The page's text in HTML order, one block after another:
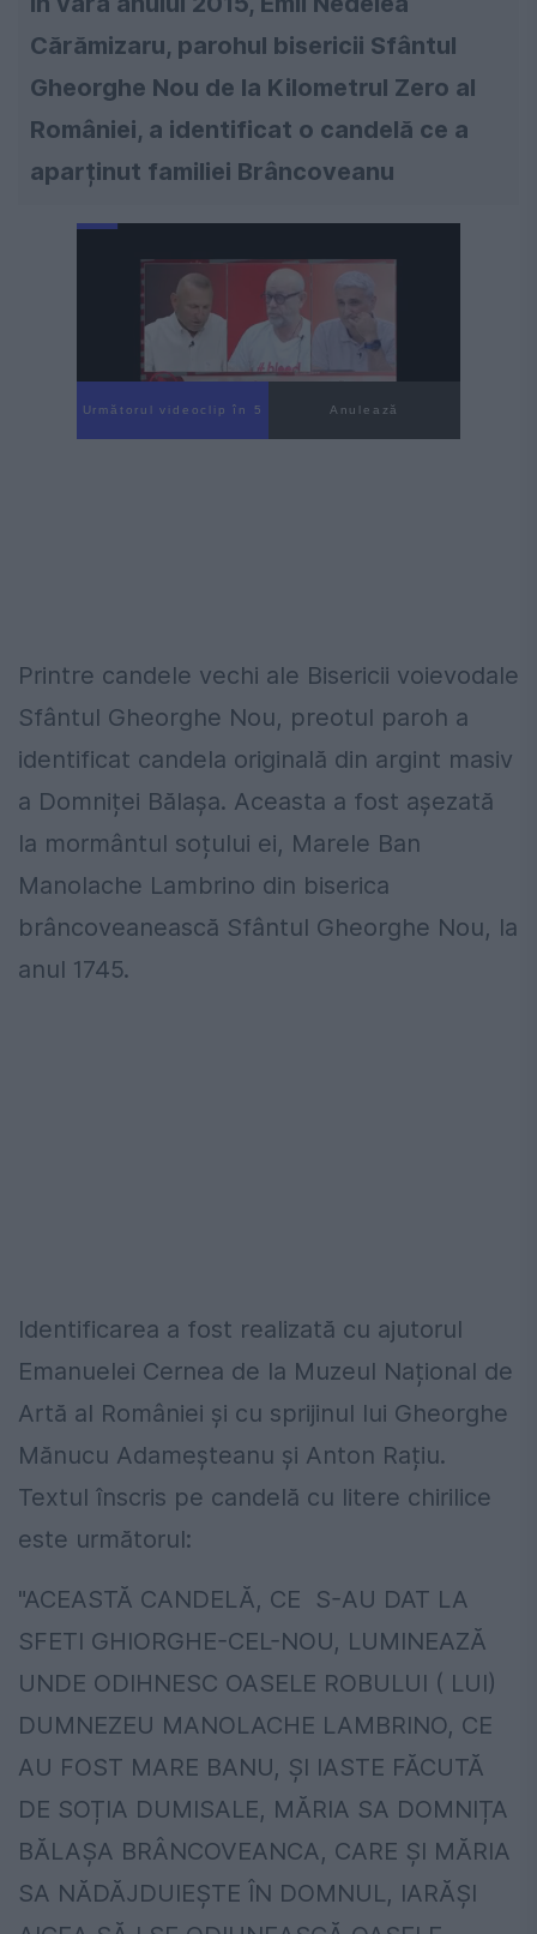
Cărămizaru, parohul bisericii Sfântul
Gheorghe Nou de la Kilometrul Zero al
României, a identificat o candelă ce a
aparținut familiei Brâncoveanu
Următorul videoclip în 4 Anulează
Printre candele vechi ale Bisericii voievodale
Sfântul Gheorghe Nou, preotul paroh a
identificat candela originală din argint masiv
a Domniței Bălașa. Aceasta a fost așezată
la mormântul soțului ei, Marele Ban
Manolache Lambrino din biserica
brâncoveanească Sfântul Gheorghe Nou, la
anul 1745.
Identificarea a fost realizată cu ajutorul
Emanuelei Cernea de la Muzeul Național de
Artă al României și cu sprijinul lui Gheorghe
Mănucu Adameșteanu și Anton Rațiu.
Textul înscris pe candelă cu litere chirilice
este următorul:
"ACEASTĂ CANDELĂ, CE
S-AU DAT LA
SFETI GHIORGHE-CEL-NOU, LUMINEAZĂ
UNDE ODIHNESC OASELE ROBULUI ( LUI)
DUMNEZEU MANOLACHE LAMBRINO, CE
AU FOST MARE BANU, ȘI IASTE FĂCUTĂ
DE SOȚIA DUMISALE, MĂRIA SA DOMNIȚA
BĂLAȘA BRÂNCOVEANCA, CARE ȘI MĂRIA
SA NĂDĂJDUIEȘTE ÎN DOMNUL, IARĂȘI